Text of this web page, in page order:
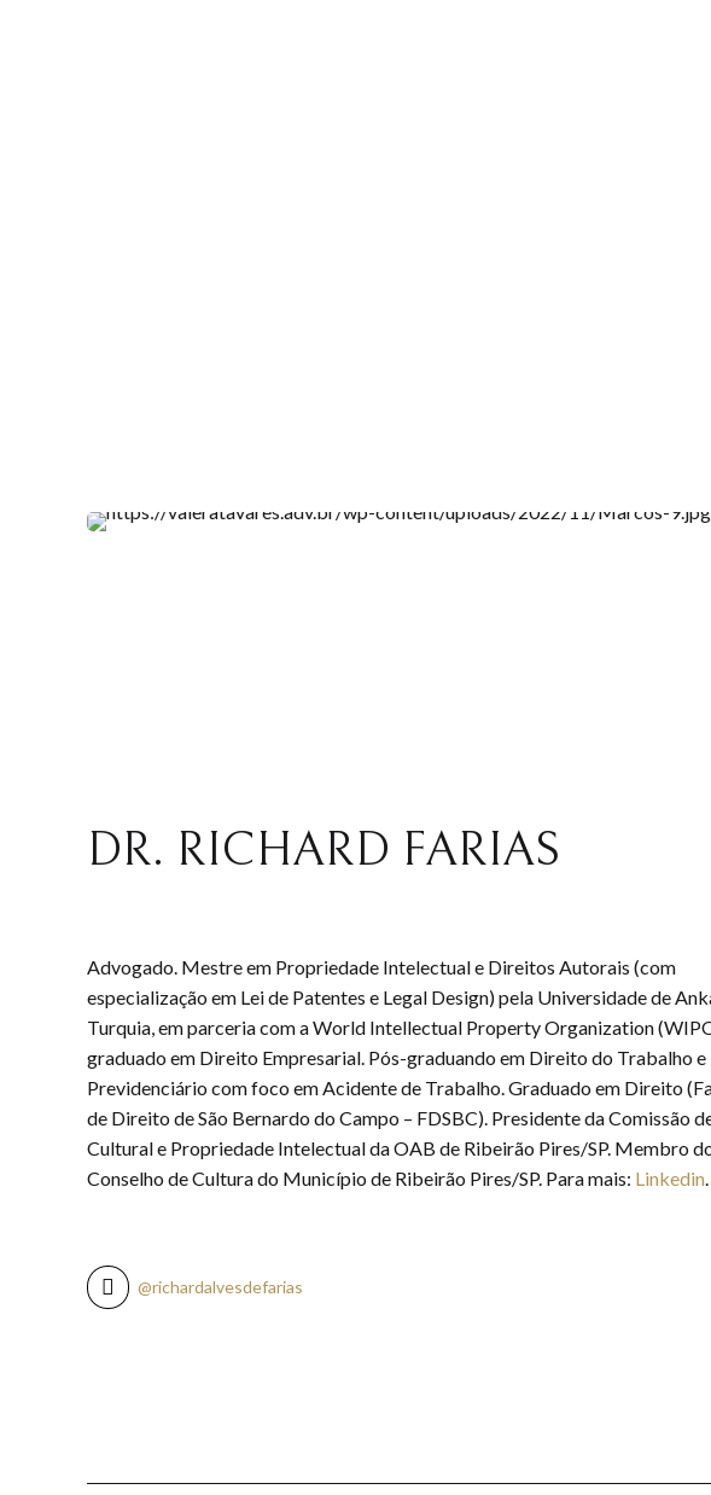
DR. RICHARD FARIAS
Advogado. Mestre em Propriedade Intelectual e Direitos Autorais (com
especialização em Lei de Patentes e Legal Design) pela Universidade de
Turquia, em parceria com a World Intellectual Property Organization
graduado em Direito Empresarial. Pós-graduando em Direito do Trabalho e
Previdenciário com foco em Acidente de Trabalho. Graduado em Direito
de Direito de São Bernardo do Campo – FDSBC). Presidente da Comissão
Cultural e Propriedade Intelectual da OAB de Ribeirão Pires/SP. Membro
Conselho de Cultura do Município de Ribeirão Pires/SP. Para mais: Linkedin.
@richardalvesdefarias